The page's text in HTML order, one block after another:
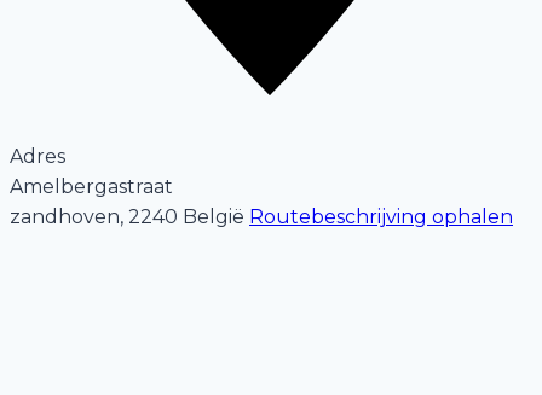
Adres
Amelbergastraat
zandhoven, 2240 België Routebeschrijving ophalen